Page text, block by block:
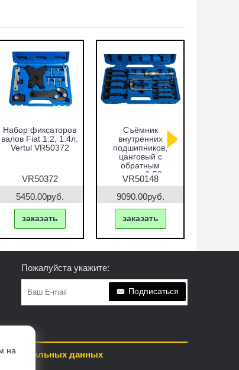
Набор фиксаторов
валов Fiat 1.2, 1.4л.
Vertul VR50372
VR50372
5450.00руб.
заказать
Cъёмник
внутренних
подшипников,
цанговый с
обратным
молотком 8-58 мм
Vertul VR50148
VR50148
9090.00руб.
заказать
Пожалуйста укажите:
Подписаться
персональных данных
на